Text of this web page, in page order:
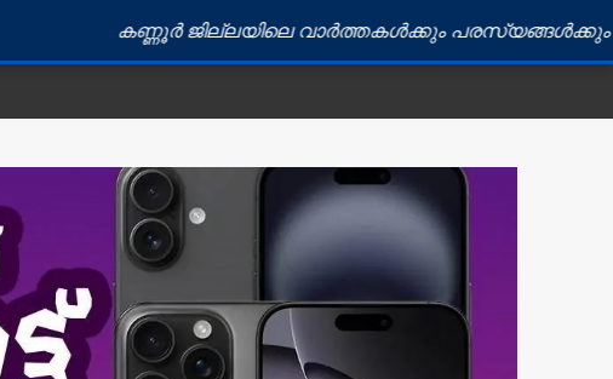
കണ്ണൂർ ജില്ലയിലെ വാർത്തകൾക്കും പരസ്യങ്ങൾക്കും